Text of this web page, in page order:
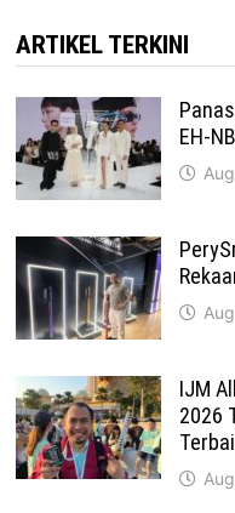
ARTIKEL TERKINI
EH-
IJM
2026